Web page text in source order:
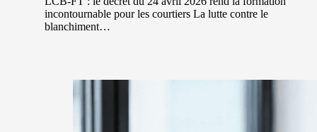
incontournable pour les courtiers La lutte contre le
blanchiment…